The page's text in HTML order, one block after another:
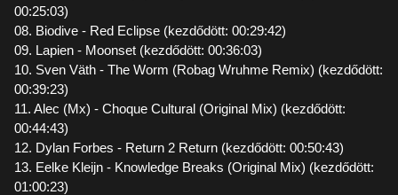
00:25:03)
08. Biodive - Red Eclipse (kezdődött: 00:29:42)
09. Lapien - Moonset (kezdődött: 00:36:03)
10. Sven Väth - The Worm (Robag Wruhme Remix) (kezdődött:
00:39:23)
11. Alec (Mx) - Choque Cultural (Original Mix) (kezdődött:
00:44:43)
12. Dylan Forbes - Return 2 Return (kezdődött: 00:50:43)
13. Eelke Kleijn - Knowledge Breaks (Original Mix) (kezdődött:
01:00:23)